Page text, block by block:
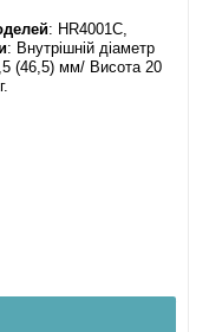
: HR4001C,
: Внутрішній діаметр
(46,5) мм/ Висота 20